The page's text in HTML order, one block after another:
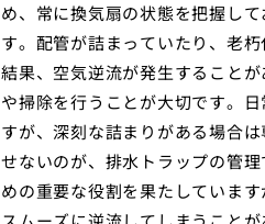
め、常に換気扇の状態を把握し
す。配管が詰まっていたり、老
結果、空気逆流が発生すること
や掃除を行うことが大切です。
すが、深刻な詰まりがある場合
せないのが、排水トラップの管
めの重要な役割を果たしていま